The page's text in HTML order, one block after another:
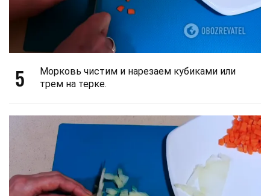
5
Морковь чистим и нарезаем кубиками или
трем на терке.